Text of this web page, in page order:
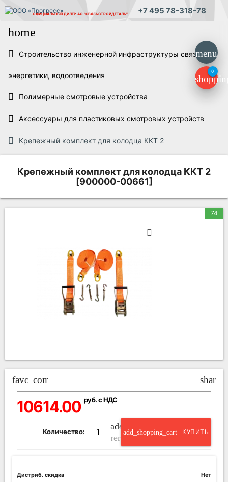
ОФИЦИАЛЬНЫЙ ДИЛЕР АО "СВЯЗЬСТРОЙДЕТАЛЬ" +7 495 78-318-78
menu
0
home
Строительство инженерной инфраструктуры связи,
энергетики, водоотведения
Полимерные смотровые устройства
Аксессуары для пластиковых смотровых устройств
Крепежный комплект для колодца ККТ 2
Крепежный комплект для колодца ККТ 2
[900000-00661]
74
favorite_border
compare_arrows share
10614.00 руб. с НДС
Количество:
add_circle_outline
remove_circle_outline
add_shopping_cart КУПИТЬ
Дистриб. скидка Нет